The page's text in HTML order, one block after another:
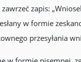
zapis:
w formie
przesyłania